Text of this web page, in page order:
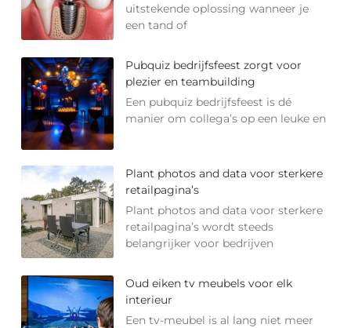
uitstekende oplossing wanneer je
een tand of
Pubquiz bedrijfsfeest zorgt voor
plezier en teambuilding
Een pubquiz bedrijfsfeest is dé
manier om collega’s op een leuke en
Plant photos and data voor sterkere
retailpagina’s
Plant photos and data voor sterkere
retailpagina’s wordt steeds
belangrijker voor bedrijven
Oud eiken tv meubels voor elk
interieur
Een tv-meubel is al lang niet meer